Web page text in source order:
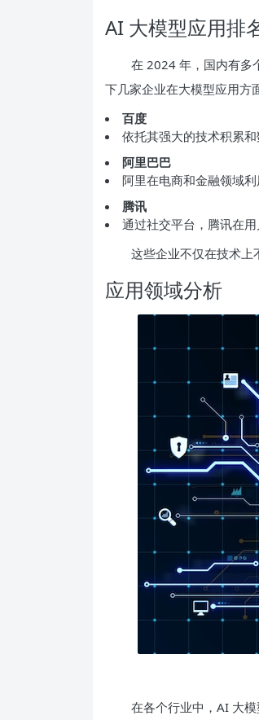
AI 大模型应用排
在 2024 年，国内有多
下几家企业在大模型应用方
百度
依托其强大的技术积累
阿里巴巴
阿里在电商和金融领域
腾讯
通过社交平台，腾讯在
这些企业不仅在技术上
应用领域分析
在各个行业中，AI 大